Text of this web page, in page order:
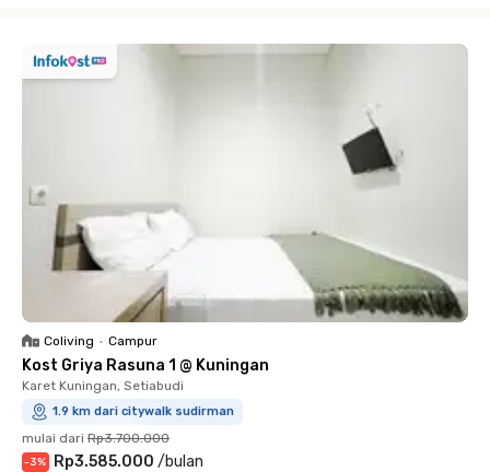
Coliving • Campur
Kost Griya Rasuna 1 @ Kuningan
Karet Kuningan, Setiabudi
1.9 km dari citywalk sudirman
mulai dari Rp3.700.000
-3% Rp3.585.000 /bulan